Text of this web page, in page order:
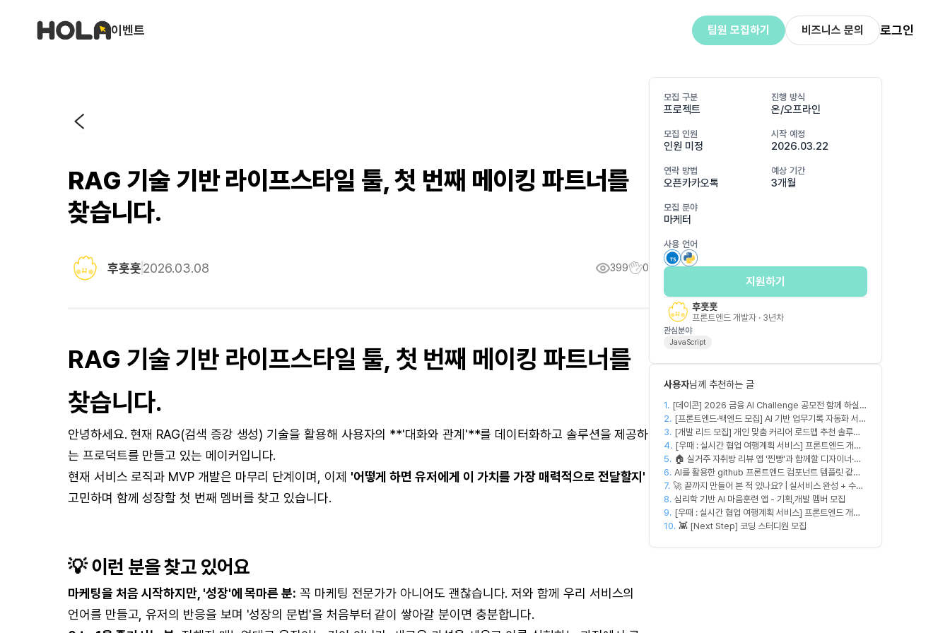
이벤트 팀원 모집하기 비즈니스 문의 로그인
RAG 기술 기반 라이프스타일 툴, 첫 번째 메이킹 파트너를
찾습니다.
후훗훗2026.03.08 399 0
RAG 기술 기반 라이프스타일 툴, 첫 번째 메이킹 파트너를
찾습니다.
안녕하세요. 현재 RAG(검색 증강 생성) 기술을 활용해 사용자의 **'대화와 관계'**를 데이터화하고 솔루션을 제공하
는 프로덕트를 만들고 있는 메이커입니다.
현재 서비스 로직과 MVP 개발은 마무리 단계이며, 이제 '어떻게 하면 유저에게 이 가치를 가장 매력적으로 전달할지'
고민하며 함께 성장할 첫 번째 멤버를 찾고 있습니다.
💡 이런 분을 찾고 있어요
마케팅을 처음 시작하지만, '성장'에 목마른 분: 꼭 마케팅 전문가가 아니어도 괜찮습니다. 저와 함께 우리 서비스의
언어를 만들고, 유저의 반응을 보며 '성장의 문법'을 처음부터 같이 쌓아갈 분이면 충분합니다.
모집 구분
프로젝트
진행 방식
온/오프라인
모집 인원
인원 미정
시작 예정
2026.03.22
연락 방법
오픈카카오톡
예상 기간
3개월
모집 분야
마케터
사용 언어
지원하기
후훗훗
프론트엔드 개발자 · 3년차
관심분야
JavaScript
사용자님께 추천하는 글
1. [데이콘] 2026 금융 AI Challenge 공모전 함께 하실
프론트엔드, 백엔드, 디자이너 구합니다!
2. [프론트엔드·백엔드 모집] AI 기반 업무기록 자동화 서비
스 MVP 개발
3. [개발 리드 모집] 개인 맞춤 커리어 로드맵 추천 솔루션
커넥터즈의 백엔드 개발 엔지니어. 리드 개발자를 모집
합니다! (첫 버전 완성, AWS 크레딧 5,000$+ 활용 가
능)
4. [우때 : 실시간 협업 여행계획 서비스] 프론트엔드 개발
자 팀원을 모집합니다
5. 🏠 실거주 자취방 리뷰 앱 '찐빵'과 함께할 디자이너·마
케터를 모십니다
6. AI를 활용한 github 프론트엔드 컴포넌트 템플릿 같이
만드실분
7. 🚀 끝까지 만들어 본 적 있나요? | 실서비스 완성 + 수익
창출 모임 💰
8. 심리학 기반 AI 마음훈련 앱 - 기획,개발 멤버 모집
9. [우때 : 실시간 협업 여행계획 서비스] 프론트엔드 개발
자 팀원을 모집합니다
10. 👾 [Next Step] 코딩 스터디원 모집